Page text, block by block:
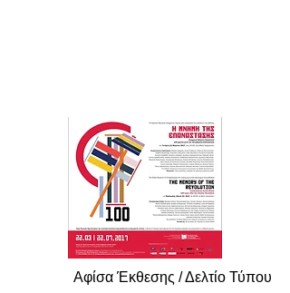
Αφίσα Έκθεσης / Δελτίο Τύπου